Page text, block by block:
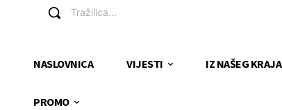
Tražilica...
NASLOVNICA VIJESTI IZ NAŠEG KRAJA
PROMO